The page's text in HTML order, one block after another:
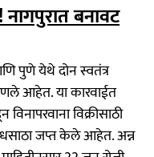
बनावट
पुणे येथे दोन स्वतंत्र
आहेत. या कारवाईत
विक्रीसाठी
जप्त केले आहेत. अन्न